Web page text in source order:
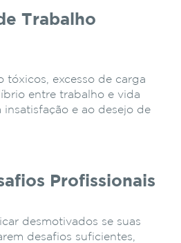
Trabalho
tóxicos, excesso de carga
entre trabalho e vida
insatisfação e ao desejo de
Profissionais
desmotivados se suas
desafios suficientes,